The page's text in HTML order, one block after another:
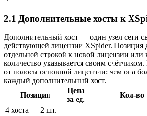
2.1 Дополнительные хосты к
Дополнительный хост — один узел сети
действующей лицензии XSpider. Позиция
отдельной строкой к новой лицензии или
количество указывается своим счётчиком.
от полосы основной лицензии: чем она
каждый дополнительный хост.
Позиция
Цена
за ед.
Кол-во
4 хоста — 2 шт.